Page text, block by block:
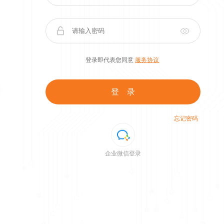
登录即代表您同意 服务协议
登 录
忘记密码
企业微信登录